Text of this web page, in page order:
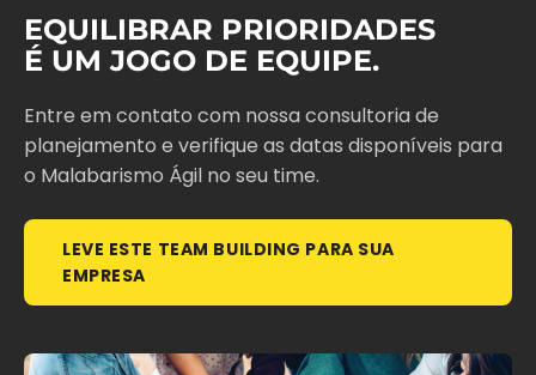
EQUILIBRAR PRIORIDADES
É UM JOGO DE EQUIPE.
Entre em contato com nossa consultoria de
planejamento e verifique as datas disponíveis para
o Malabarismo Ágil no seu time.
LEVE ESTE TEAM BUILDING PARA SUA
EMPRESA